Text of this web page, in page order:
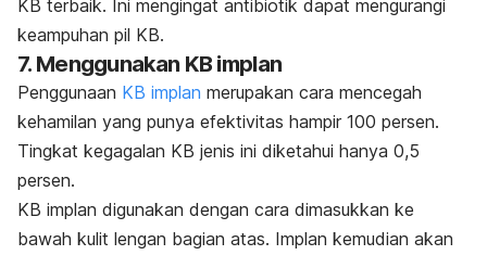
KB terbaik. Ini mengingat antibiotik dapat mengurangi
keampuhan pil KB.
7. Menggunakan KB implan
Penggunaan KB implan merupakan cara mencegah
kehamilan yang punya efektivitas hampir 100 persen.
Tingkat kegagalan KB jenis ini diketahui hanya 0,5
persen.
KB implan digunakan dengan cara dimasukkan ke
bawah kulit lengan bagian atas. Implan kemudian akan